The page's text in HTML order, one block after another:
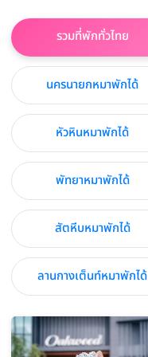
รวมที่พักทั่วไทย
นครนายกหมาพักได้
หัวหินหมาพักได้
พัทยาหมาพักได้
สัตหีบหมาพักได้
ลานกางเต็นท์หมาพักได้